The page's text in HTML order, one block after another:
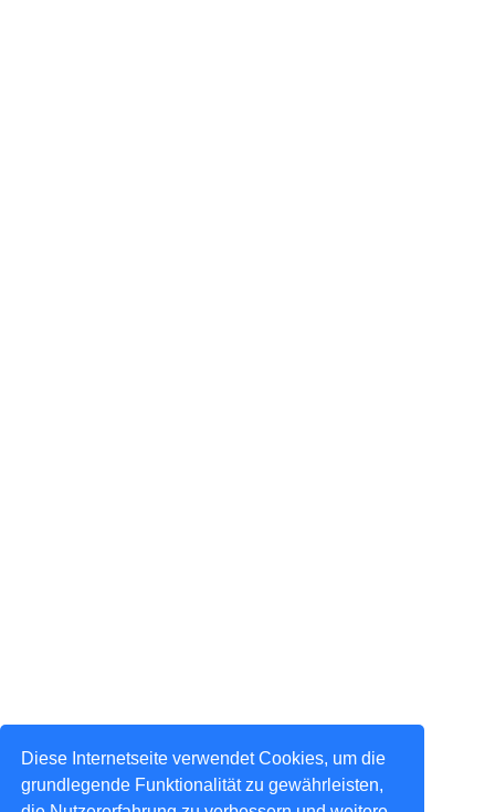
Diese Internetseite verwendet Cookies, um die
grundlegende Funktionalität zu gewährleisten,